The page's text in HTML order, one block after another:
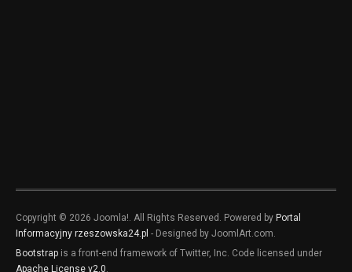
Copyright © 2026 Joomla!. All Rights Reserved. Powered by Portal
Informacyjny rzeszowska24.pl - Designed by JoomlArt.com.
Bootstrap is a front-end framework of Twitter, Inc. Code licensed under
Apache License v2.0.